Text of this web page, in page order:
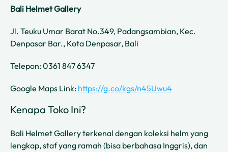
Bali Helmet Gallery
Jl. Teuku Umar Barat No.349, Padangsambian, Kec.
Denpasar Bar., Kota Denpasar, Bali
Telepon: 0361 847 6347
Google Maps Link: https://g.co/kgs/n45Uwu4
Kenapa Toko Ini?
Bali Helmet Gallery terkenal dengan koleksi helm yang
lengkap, staf yang ramah (bisa berbahasa Inggris), dan